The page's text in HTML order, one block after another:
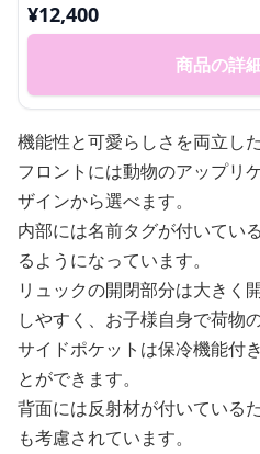
¥12,400
商品の詳
機能性と可愛らしさを両立し
フロントには動物のアップリ
ザインから選べます。
内部には名前タグが付いてい
るようになっています。
リュックの開閉部分は大きく
しやすく、お子様自身で荷物
サイドポケットは保冷機能付
とができます。
背面には反射材が付いている
も考慮されています。